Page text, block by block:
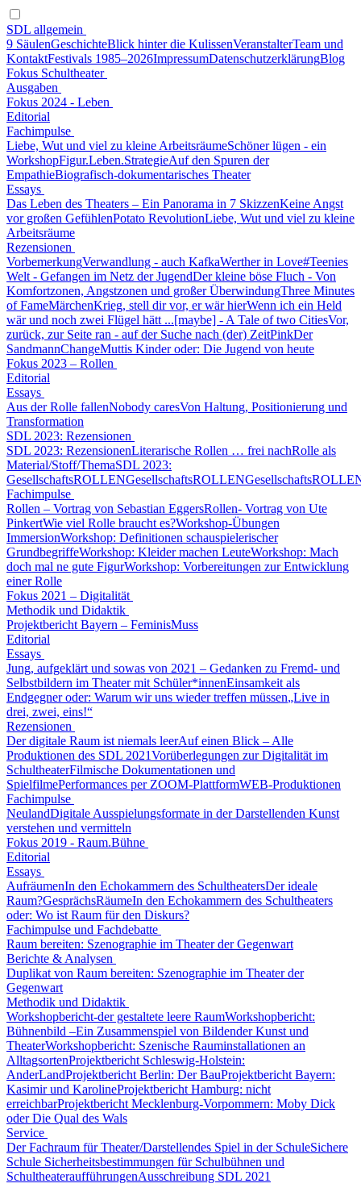
SDL allgemein
9 SäulenGeschichteBlick hinter die KulissenVeranstalterTeam und
KontaktFestivals 1985–2026ImpressumDatenschutzerklärungBlog
Fokus Schultheater
Ausgaben
Fokus 2024 - Leben
Editorial
Fachimpulse
Liebe, Wut und viel zu kleine ArbeitsräumeSchöner lügen - ein
WorkshopFigur.Leben.StrategieAuf den Spuren der
EmpathieBiografisch-dokumentarisches Theater
Essays
Das Leben des Theaters – Ein Panorama in 7 SkizzenKeine Angst
vor großen GefühlenPotato RevolutionLiebe, Wut und viel zu kleine
Arbeitsräume
Rezensionen
VorbemerkungVerwandlung - auch KafkaWerther in Love#Teenies
Welt - Gefangen im Netz der JugendDer kleine böse Fluch - Von
Komfortzonen, Angstzonen und großer ÜberwindungThree Minutes
of FameMärchenKrieg, stell dir vor, er wär hierWenn ich ein Held
wär und noch zwei Flügel hätt ...[maybe] - A Tale of two CitiesVor,
zurück, zur Seite ran - auf der Suche nach (der) ZeitPinkDer
SandmannChangeMuttis Kinder oder: Die Jugend von heute
Fokus 2023 – Rollen
Editorial
Essays
Aus der Rolle fallenNobody caresVon Haltung, Positionierung und
Transformation
SDL 2023: Rezensionen
SDL 2023: RezensionenLiterarische Rollen … frei nachRolle als
Material/Stoff/ThemaSDL 2023:
GesellschaftsROLLENGesellschaftsROLLEN
Fachimpulse
Rollen – Vortrag von Sebastian EggersRollen- Vortrag von Ute
PinkertWie viel Rolle braucht es?Workshop-Übungen
ImmersionWorkshop: Definitionen schauspielerischer
GrundbegriffeWorkshop: Kleider machen LeuteWorkshop: Mach
doch mal ne gute FigurWorkshop: Vorbereitungen zur Entwicklung
einer Rolle
Fokus 2021 – Digitalität
Methodik und Didaktik
Projektbericht Bayern – FeminisMuss
Editorial
Essays
Jung, aufgeklärt und sowas von 2021 – Gedanken zu Fremd- und
Selbstbildern im Theater mit Schüler*innenEinsamkeit als
Endgegner oder: Warum wir uns wieder treffen müssen„Live in
drei, zwei, eins!“
Rezensionen
Der digitale Raum ist niemals leerAuf einen Blick – Alle
Produktionen des SDL 2021Vorüberlegungen zur Digitalität im
SchultheaterFilmische Dokumentationen und
SpielfilmePerformances per ZOOM-PlattformWEB-Produktionen
Fachimpulse
NeulandDigitale Ausspielungsformate in der Darstellenden Kunst
verstehen und vermitteln
Fokus 2019 - Raum.Bühne
Editorial
Essays
AufräumenIn den Echokammern des SchultheatersDer ideale
Raum?GesprächsRäumeIn den Echokammern des Schultheaters
oder: Wo ist Raum für den Diskurs?
Fachimpulse und Fachdebatte
Raum bereiten: Szenographie im Theater der Gegenwart
Berichte & Analysen
Duplikat von Raum bereiten: Szenographie im Theater der
Gegenwart
Methodik und Didaktik
Workshopbericht-der gestaltete leere RaumWorkshopbericht:
Bühnenbild –Ein Zusammenspiel von Bildender Kunst und
TheaterWorkshopbericht: Szenische Rauminstallationen an
AlltagsortenProjektbericht Schleswig-Holstein:
AnderLandProjektbericht Berlin: Der BauProjektbericht Bayern:
Kasimir und KarolineProjektbericht Hamburg: nicht
erreichbarProjektbericht Mecklenburg-Vorpommern: Moby Dick
oder Die Qual des Wals
Service
Der Fachraum für Theater/Darstellendes Spiel in der SchuleSichere
Schule Sicherheitsbestimmungen für Schulbühnen und
SchultheateraufführungenAusschreibung SDL 2021